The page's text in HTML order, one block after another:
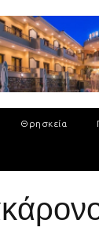
Θρησκεία